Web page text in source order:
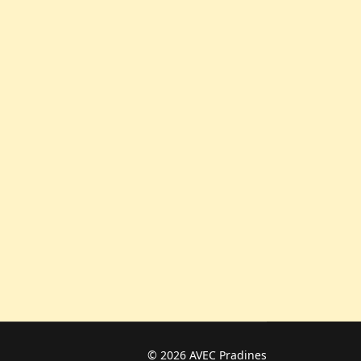
© 2026 AVEC Pradines